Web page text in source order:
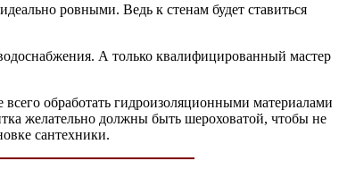
ровными. Ведь к стенам будет ставиться
А только квалифицированный мастер
обработать гидроизоляционными материалами
желательно должны быть шероховатой, чтобы не
сантехники.